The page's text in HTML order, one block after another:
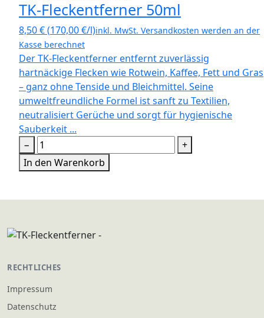
TK-Fleckentferner 50ml
8,50€(170,00€/l)inkl. MwSt. Versandkosten werden an der
Kasse berechnet
Der TK-Fleckentferner entfernt zuverlässig
hartnäckige Flecken wie Rotwein, Kaffee, Fett und Gras
– ganz ohne Tenside und Bleichmittel. Seine
umweltfreundliche Formel ist sanft zu Textilien,
neutralisiert Gerüche und sorgt für hygienische
Sauberkeit ...
−
+
In den Warenkorb
RECHTLICHES
Impressum
Datenschutz